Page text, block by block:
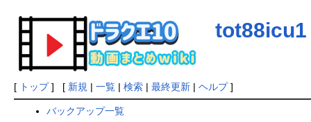
tot88icu1
[ トップ] [ 新規 | 一覧| 検索| 最終更新| ヘルプ]
バックアップ一覧